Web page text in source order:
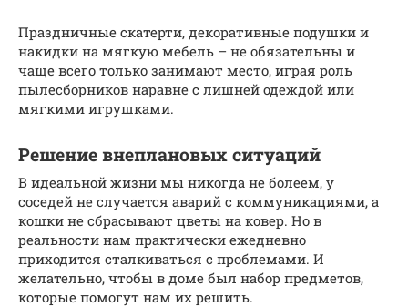
Праздничные скатерти, декоративные подушки и
накидки на мягкую мебель – не обязательны и
чаще всего только занимают место, играя роль
пылесборников наравне с лишней одеждой или
мягкими игрушками.
Решение внеплановых ситуаций
В идеальной жизни мы никогда не болеем, у
соседей не случается аварий с коммуникациями, а
кошки не сбрасывают цветы на ковер. Но в
реальности нам практически ежедневно
приходится сталкиваться с проблемами. И
желательно, чтобы в доме был набор предметов,
которые помогут нам их решить.